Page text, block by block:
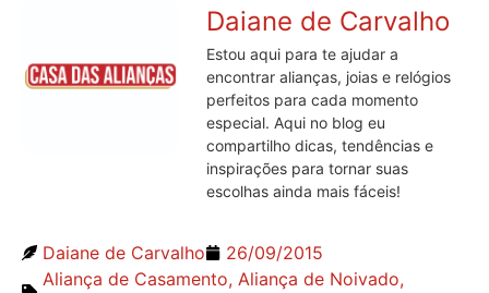
Daiane de Carvalho
Estou aqui para te ajudar a
encontrar alianças, joias e relógios
perfeitos para cada momento
especial. Aqui no blog eu
compartilho dicas, tendências e
inspirações para tornar suas
escolhas ainda mais fáceis!
Daiane de Carvalho
26/09/2015
Aliança de Casamento, Aliança de Noivado,